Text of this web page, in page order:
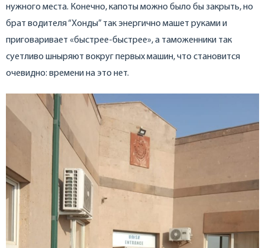
нужного места. Конечно, капоты можно было бы закрыть, но
брат водителя “Хонды” так энергично машет руками и
приговаривает «быстрее-быстрее», а таможенники так
суетливо шныряют вокруг первых машин, что становится
очевидно: времени на это нет.